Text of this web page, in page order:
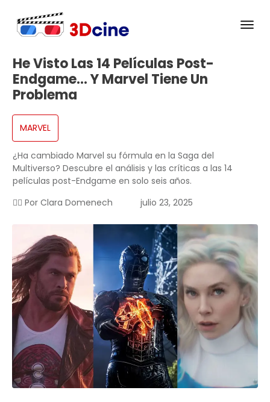
He Visto Las 14 Películas Post-
Endgame… Y Marvel Tiene Un
Problema
MARVEL
¿Ha cambiado Marvel su fórmula en la Saga del
Multiverso? Descubre el análisis y las críticas a las 14
películas post-Endgame en solo seis años.
✍🏻 Por Clara Domenech julio 23, 2025